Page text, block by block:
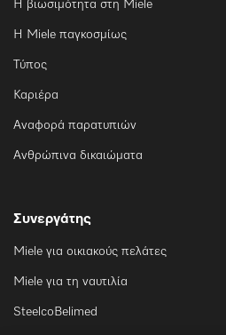
Η βιωσιμότητα στη Miele
Η Miele παγκοσμίως
Τύπος
Καριέρα
Αναφορά παρατυπιών
Ανθρώπινα δικαιώματα
Συνεργάτης
Miele για οικιακούς πελάτες
Miele για τη ναυτιλία
SteelcoBelimed